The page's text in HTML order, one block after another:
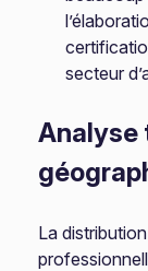
secteur
Analyse
La